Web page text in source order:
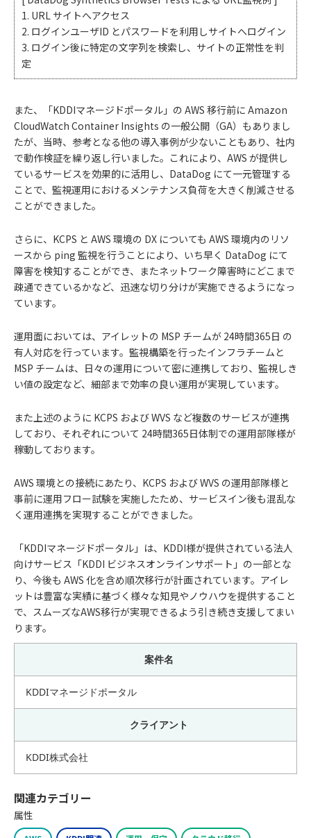
1. URL サイトへアクセス
2. ログインユーザID とパスワードを利用しサイトへログイン
3. ログイン後に特定の文字列を検索し、サイトの正常性を判
定
また、「KDDIマネージドポータル」の AWS 移行前に Amazon
CloudWatch Container Insights の一般公開（GA）もありまし
たが、当時、参考となる他の導入事例が少ないこともあり、社内
で動作検証を繰り返し行いました。これにより、AWS が提供し
ているサービスを効果的に活用し、DataDog にて一元管理する
ことで、監視運用におけるメンテナンス負荷を大きく削減させる
ことができました。
さらに、KCPS と AWS 環境の DX についても AWS 環境内のリソ
ースから ping 監視を行うことにより、いち早く DataDog にて
障害を検知することができ、またネットワーク障害時にどこまで
疎通できているかなど、迅速な切り分けが実施できるようになっ
ています。
運用面においては、アイレットの MSP チームが 24時間365日 の
有人対応を行っています。監視構築を行ったインフラチームと
MSP チームは、日々の運用について密に連携しており、監視しき
い値の設定など、細部まで効率の良い運用が実現しています。
また上述のように KCPS および WVS など複数のサービスが連携
しており、それぞれについて 24時間365日体制での運用部隊様が
稼動しております。
AWS 環境との接続にあたり、KCPS および WVS の運用部隊様と
事前に運用フロー試験を実施したため、サービスイン後も混乱な
く運用連携を実現することができました。
「KDDIマネージドポータル」は、KDDI様が提供されている法人
向けサービス「KDDI ビジネスオンラインサポート」の一部とな
り、今後も AWS 化を含め順次移行が計画されています。アイレ
ットは豊富な実績に基づく様々な知見やノウハウを提供すること
で、スムーズなAWS移行が実現できるよう引き続き支援してまい
ります。
案件名
KDDIマネージドポータル
クライアント
KDDI株式会社
関連カテゴリー
属性